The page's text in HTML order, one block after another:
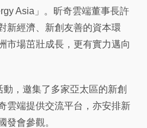
Asia」。昕奇雲端董事長許
新經濟、新創友善的資本環
市場茁壯成長，更有實力邁向
，邀集了多家亞太區的新創
雲端提供交流平台，亦安排新
發會參觀。